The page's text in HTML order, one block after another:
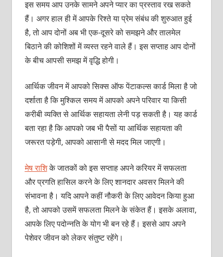
इस समय आप उनके सामने अपने प्‍यार का प्रस्‍ताव रख सकते
हैं। अगर हाल ही में आपके रिश्‍ते या प्रेम संबंध की शुरुआत हुई
है, तो आप दोनों अब भी एक-दूसरे को समझने और तालमेल
बिठाने की कोशिशों में व्‍यस्‍त रहने वाले हैं। इस सप्‍ताह आप दोनों
के बीच आपसी समझ में वृद्धि होगी।
आर्थिक जीवन में आपको सिक्‍स ऑफ पेंटाकल्‍स कार्ड मिला है जो
दर्शाता है कि मुश्किल समय में आपको अपने परिवार या किसी
करीबी व्‍यक्‍ति से आर्थिक सहायता लेनी पड़ सकती है। यह कार्ड
बता रहा है कि आपको जब भी पैसों या आर्थिक सहायता की
जरूरत पड़ेगी, आपको आसानी से मदद मिल जाएगी।
मेष राशिके जातकों को इस सप्‍ताह अपने करियर में सफलता
और प्रगति हासिल करने के लिए शानदार अवसर मिलने की
संभावना है। यदि आपने कहीं नौकरी के लिए आवेदन किया हुआ
है, तो आपको उसमें सफलता मिलने के संकेत हैं। इसके अलावा,
आपके लिए पदोन्नति के योग भी बन रहे हैं। इससे आप अपने
पेशेवर जीवन को लेकर संतुष्‍ट रहेंगे।